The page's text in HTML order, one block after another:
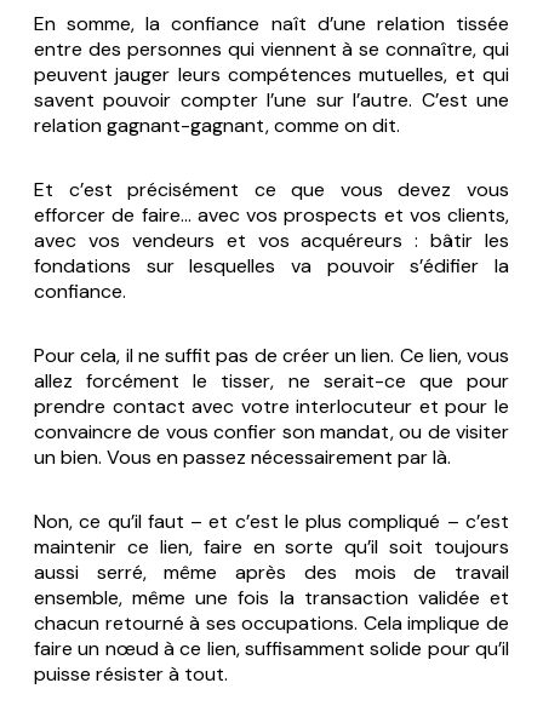
En somme, la confiance naît d’une relation tissée
entre des personnes qui viennent à se connaître, qui
peuvent jauger leurs compétences mutuelles, et qui
savent pouvoir compter l’une sur l’autre. C’est une
relation gagnant-gagnant, comme on dit.
Et c’est précisément ce que vous devez vous
efforcer de faire… avec vos prospects et vos clients,
avec vos vendeurs et vos acquéreurs : bâtir les
fondations sur lesquelles va pouvoir s’édifier la
confiance.
Pour cela, il ne suffit pas de créer un lien. Ce lien, vous
allez forcément le tisser, ne serait-ce que pour
prendre contact avec votre interlocuteur et pour le
convaincre de vous confier son mandat, ou de visiter
un bien. Vous en passez nécessairement par là.
Non, ce qu’il faut – et c’est le plus compliqué – c’est
maintenir ce lien, faire en sorte qu’il soit toujours
aussi serré, même après des mois de travail
ensemble, même une fois la transaction validée et
chacun retourné à ses occupations. Cela implique de
faire un nœud à ce lien, suffisamment solide pour qu’il
puisse résister à tout.